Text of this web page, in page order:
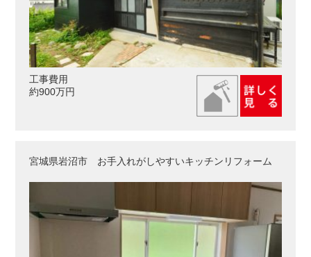
工事費用
約900万円
宮城県岩沼市 お手入れがしやすいキッチンリフォーム